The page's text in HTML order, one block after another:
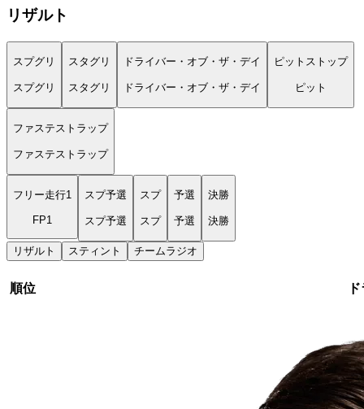
リザルト
スプグリ
スプグリ
スタグリ
スタグリ
ドライバー・オブ・ザ・デイ
ドライバー・オブ・ザ・デイ
ピットストップ
ピット
ファステストラップ
ファステストラップ
フリー走行1
FP1
スプ予選
スプ予選
スプ
スプ
予選
予選
決勝
決勝
リザルト スティント チームラジオ
順位